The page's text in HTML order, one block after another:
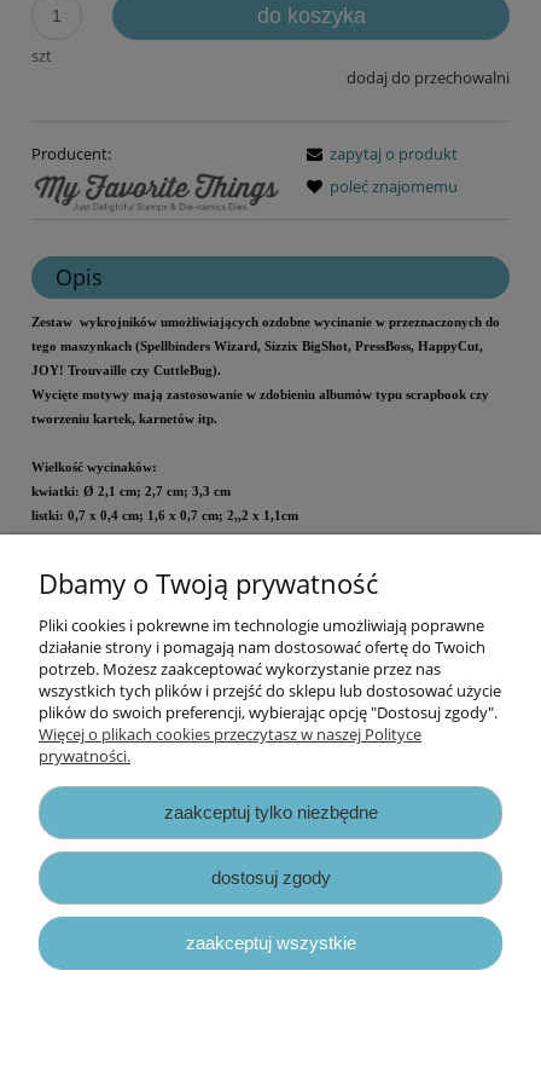
szt
do koszyka
dodaj do przechowalni
Producent:
zapytaj o produkt
poleć znajomemu
Opis
Zestaw wykrojników umożliwiających ozdobne wycinanie w przeznaczonych do
tego maszynkach (Spellbinders Wizard, Sizzix BigShot, PressBoss, HappyCut,
JOY! Trouvaille czy CuttleBug).
Wycięte motywy mają zastosowanie w zdobieniu albumów typu scrapbook czy
tworzeniu kartek, karnetów itp.
Wielkość wycinaków:
kwiatki: Ø 2,1 cm; 2,7 cm; 3,3 cm
listki: 0,7 x 0,4 cm; 1,6 x 0,7 cm; 2,,2 x 1,1cm
Cena za opakowanie.
Informacje
Opłaty i koszty dostawy
Zapisy prawne
Dbamy o Twoją prywatność
Pliki cookies i pokrewne im technologie umożliwiają poprawne
działanie strony i pomagają nam dostosować ofertę do Twoich
potrzeb. Możesz zaakceptować wykorzystanie przez nas
wszystkich tych plików i przejść do sklepu lub dostosować użycie
plików do swoich preferencji, wybierając opcję "Dostosuj zgody".
Więcej o plikach cookies przeczytasz w naszej Polityce
prywatności.
zaakceptuj tylko niezbędne
dostosuj zgody
zaakceptuj wszystkie